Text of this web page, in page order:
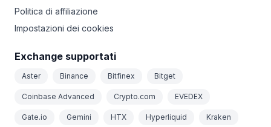
Politica di affiliazione
Impostazioni dei cookies
Exchange supportati
Aster Binance Bitfinex Bitget
Coinbase Advanced Crypto.com EVEDEX
Gate.io Gemini HTX Hyperliquid Kraken